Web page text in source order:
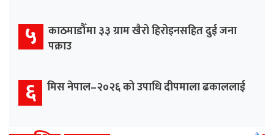
५ काठमाडौँमा ३३ ग्राम खैरो हिरोइनसहित दुई जना
पक्राउ
६ मिस नेपाल–२०२६ को उपाधि दीपमाला ढकाललाई